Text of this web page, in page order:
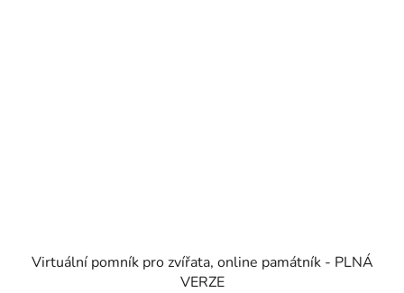
Virtuální pomník pro zvířata, online památník - PLNÁ
VERZE